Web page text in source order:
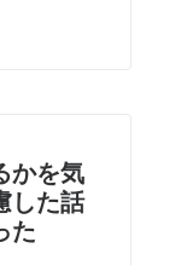
かを気
した話
た